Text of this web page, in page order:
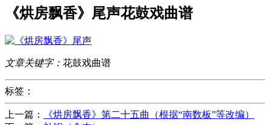
《烘房飘香》尾声花鼓戏曲谱
文章关键字： 花鼓戏曲谱
标签：
上一篇：
《烘房飘香》第二十五曲（根据“南数板”等改编）